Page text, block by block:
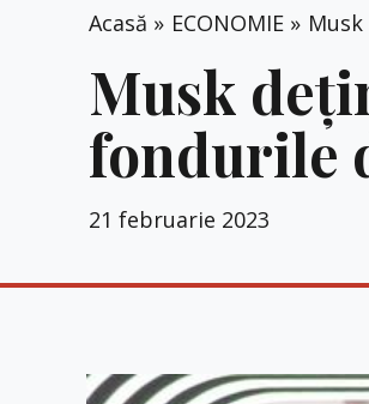
Acasă ECONOMIE
Musk
fondurile
21 februarie 2023